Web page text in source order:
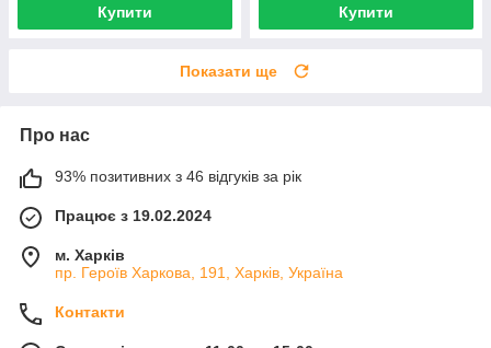
Купити Купити
Показати ще
Про нас
93% позитивних з 46 відгуків за рік
Працює з 19.02.2024
м. Харків
пр. Героїв Харкова, 191, Харків, Україна
Контакти